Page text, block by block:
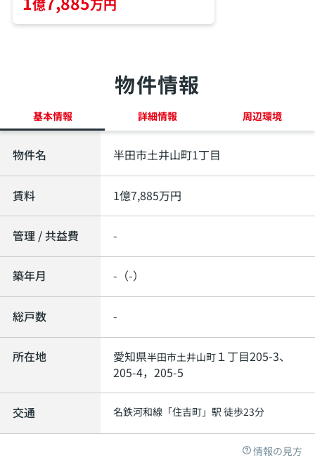
億 万円
物件情報
基本情報 詳細情報 周辺環境
物件名 半田市土井山町1丁目
賃料 1億7,885万円
管理 / 共益費 -
築年月 -（-）
総戸数 -
所在地 愛知県半田市土井山町 １丁目205-3、
205-4，205-5
交通 名鉄河和線 「住吉町」駅 徒歩23分
情報の見方